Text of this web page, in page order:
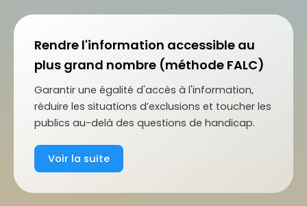
Rendre l'information accessible au
plus grand nombre (méthode FALC)
Garantir une égalité d'accès à l'information,
réduire les situations d’exclusions et toucher les
publics au-delà des questions de handicap.
Voir la suite